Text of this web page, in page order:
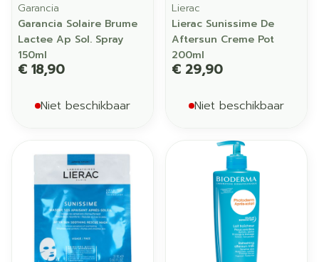
Garancia
Garancia Solaire Brume
Lactee Ap Sol. Spray
150ml
€ 18,90
Niet beschikbaar
Lierac
Lierac Sunissime De
Aftersun Creme Pot
200ml
€ 29,90
Niet beschikbaar